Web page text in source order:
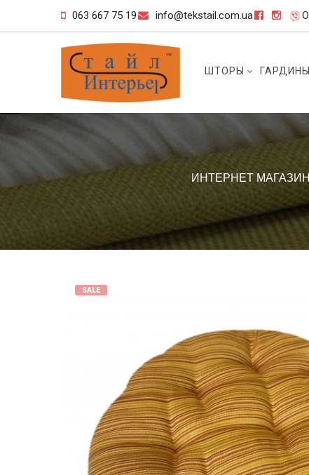
063 667 75 19 info@tekstail.com.ua
ШТОРЫ ГАРДИНЫ
ИНТЕРНЕТ МАГАЗИН
SALE